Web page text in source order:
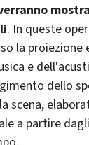
. In queste
la proiezione
e
dello
scena,
a partire